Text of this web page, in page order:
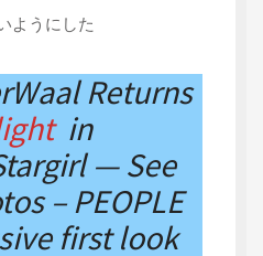
ようにした
Returns
in
— See
– PEOPLE
first look